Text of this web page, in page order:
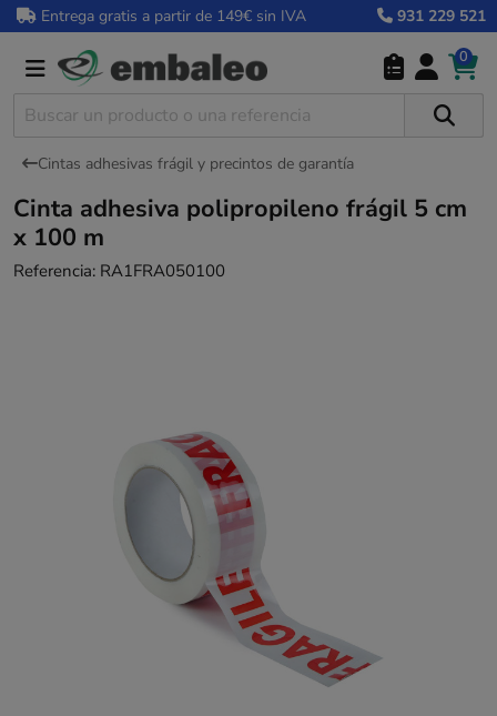
Entrega gratis a partir de 149€ sin IVA 931 229 521
0
Cintas adhesivas frágil y precintos de garantía
Cinta adhesiva polipropileno frágil 5 cm
x 100 m
Referencia: RA1FRA050100